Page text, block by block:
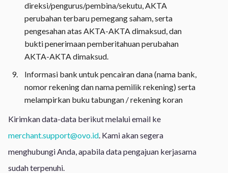
direksi/pengurus/pembina/sekutu, AKTA
perubahan terbaru pemegang saham, serta
pengesahan atas AKTA-AKTA dimaksud, dan
bukti penerimaan pemberitahuan perubahan
AKTA-AKTA dimaksud.
Informasi bank untuk pencairan dana (nama bank,
nomor rekening dan nama pemilik rekening) serta
melampirkan buku tabungan / rekening koran
Kirimkan data-data berikut melalui email ke
merchant.support@ovo.id. Kami akan segera
menghubungi Anda, apabila data pengajuan kerjasama
sudah terpenuhi.